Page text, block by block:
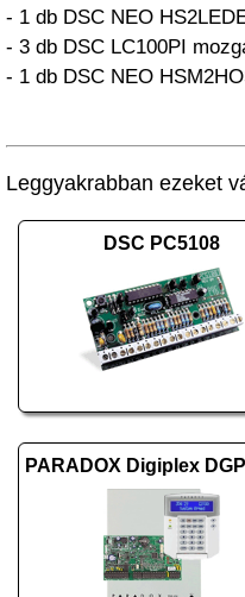
- 1 db DSC NEO
- 3 db DSC LC100PI
- 1 db DSC NEO
Leggyakrabban ezeket
DSC PC5108